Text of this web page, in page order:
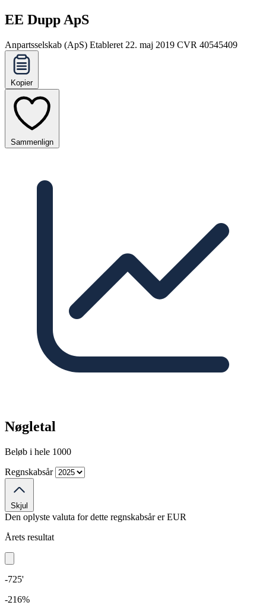
EE Dupp ApS
Anpartsselskab (ApS) Etableret 22. maj 2019 CVR 40545409
Kopier
Sammenlign
Nøgletal
Beløb i hele 1000
Regnskabsår
Skjul
Den oplyste valuta for dette regnskabsår erEUR
Årets resultat
-725'
-216%